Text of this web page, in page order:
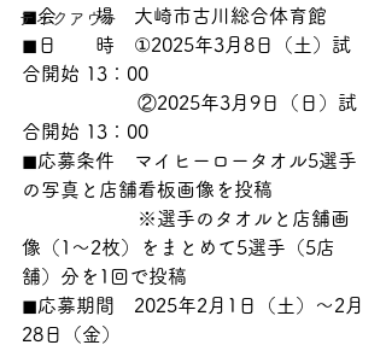
テイクアウト
◼︎会　　場　大崎市古川総合体育館
◼︎日　　時　①2025年3月8日（土）試
合開始 13：00
②2025年3月9日（日）試
合開始 13：00
◼︎応募条件　マイヒーロータオル5選手
の写真と店舗看板画像を投稿
※選手のタオルと店舗画
像（1〜2枚）をまとめて5選手（5店
舗）分を1回で投稿
◼︎応募期間　2025年2月1日（土）〜2月
28日（金）